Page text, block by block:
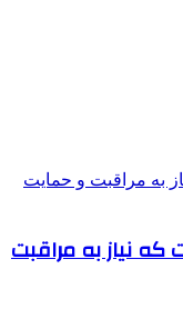
نیاز به مراقبت